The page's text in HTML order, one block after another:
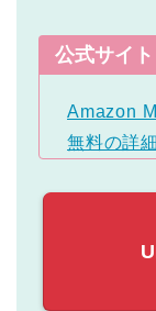
公式サイト
Amazon
無料の詳